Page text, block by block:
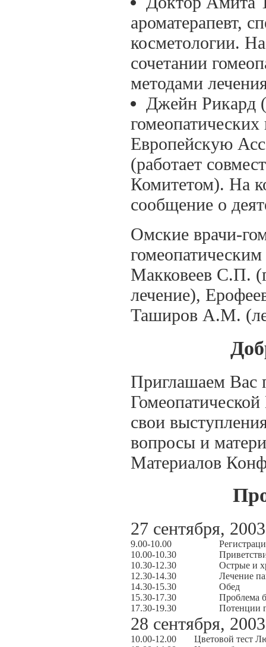
ароматерапевт,
косметологии.
сочетании
методами
Джейн Рикард
Европейскую
(работает
Комитетом). На
сообщение о
Омские врачи-
Макковеев С.П.
лечение),
Таширов А.М.
Приглашаем Вас
свои
вопросы и
Материалов
27 сентября,
9.00-10.00
10.00-10.30
10.30-12.30
Острые и
12.30-14.30
Лечение
14.30-15.30
Обед
15.30-17.30
Проблема
17.30-19.30
Потенции
28 сентября,
10.00-12.00
Цветовой тест